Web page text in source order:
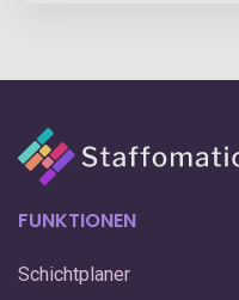
FUNKTIONEN
Schichtplaner